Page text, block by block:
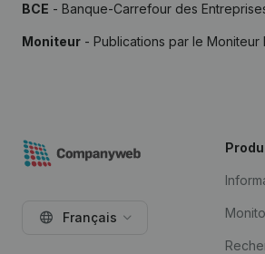
BCE - Banque-Carrefour des
Moniteur - Publications par le Moniteur
Français